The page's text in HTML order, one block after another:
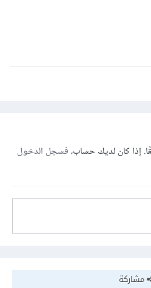
إذا كان لديك حساب،فسجل الدخول
مشاركة